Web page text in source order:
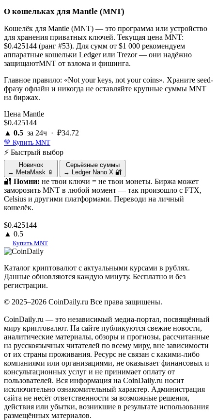
О кошельках для Mantle (MNT)
Кошелёк для Mantle (MNT) — это программа или устройство
для хранения приватных ключей. Текущая цена MNT:
$0.425144 (ранг #53). Для сумм от $1 000 рекомендуем
аппаратные кошельки Ledger или Trezor — они надёжно
защищаютMNT от взлома и фишинга.
Главное правило: «Not your keys, not your coins». Храните seed-
фразу офлайн и никогда не оставляйте крупные суммы MNT
на биржах.
Цена Mantle
$0.425144
▲ 0.5 за 24ч · ₽34.72
💚 Купить MNT
⚡ Быстрый выбор
Новичок
→ MetaMask 📱
Серьёзные суммы
→ Ledger Nano X 🔐
🔐 Помни: не твои ключи = не твои монеты. Биржа может
заморозить MNT в любой момент — так произошло с FTX,
Celsius и другими платформами. Переводи на личный
кошелёк.
$0.425144
▲ 0.5
Купить MNT
Каталог криптовалют с актуальными курсами в рублях.
Данные обновляются каждую минуту. Бесплатно и без
регистрации.
© 2025–2026 CoinDaily.ru Все права защищены.
CoinDaily.ru — это независимый медиа-портал, посвящённый
миру криптовалют. На сайте публикуются свежие новости,
аналитические материалы, обзоры и прогнозы, рассчитанные
на русскоязычных читателей по всему миру, вне зависимости
от их страны проживания. Ресурс не связан с какими-либо
компаниями или организациями, не оказывает финансовых и
консультационных услуг и не принимает оплату от
пользователей. Вся информация на CoinDaily.ru носит
исключительно ознакомительный характер. Администрация
сайта не несёт ответственности за возможные решения,
действия или убытки, возникшие в результате использования
размещённых материалов.